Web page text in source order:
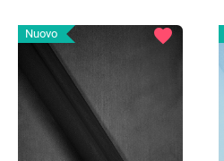
Nuovo favorite